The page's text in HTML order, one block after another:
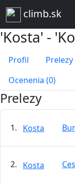
climb.sk
'Kosta' -
Profil Prelezy
Ocenenia (0)
Prelezy
1. Kosta
2. Kosta